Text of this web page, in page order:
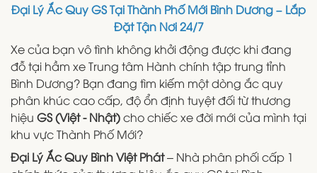
Đại Lý Ắc Quy GS Tại Thành Phố Mới Bình Dương – Lắp
Đặt Tận Nơi 24/7
Xe của bạn vô tình không khởi động được khi đang
đỗ tại hầm xe Trung tâm Hành chính tập trung tỉnh
Bình Dương? Bạn đang tìm kiếm một dòng ắc quy
phân khúc cao cấp, độ ổn định tuyệt đối từ thương
hiệu GS (Việt - Nhật)cho chiếc xe đời mới của mình tại
khu vực Thành Phố Mới?
Đại Lý Ắc Quy Bình Việt Phát– Nhà phân phối cấp 1